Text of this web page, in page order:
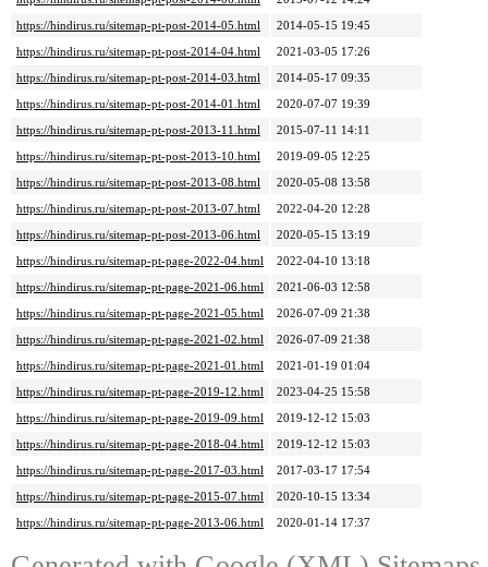
https://hindirus.ru/sitemap-pt-post-2014-05.html
2014-05-15 19:45
https://hindirus.ru/sitemap-pt-post-2014-04.html
2021-03-05 17:26
https://hindirus.ru/sitemap-pt-post-2014-03.html
2014-05-17 09:35
https://hindirus.ru/sitemap-pt-post-2014-01.html
2020-07-07 19:39
https://hindirus.ru/sitemap-pt-post-2013-11.html
2015-07-11 14:11
https://hindirus.ru/sitemap-pt-post-2013-10.html
2019-09-05 12:25
https://hindirus.ru/sitemap-pt-post-2013-08.html
2020-05-08 13:58
https://hindirus.ru/sitemap-pt-post-2013-07.html
2022-04-20 12:28
https://hindirus.ru/sitemap-pt-post-2013-06.html
2020-05-15 13:19
https://hindirus.ru/sitemap-pt-page-2022-04.html
2022-04-10 13:18
https://hindirus.ru/sitemap-pt-page-2021-06.html
2021-06-03 12:58
https://hindirus.ru/sitemap-pt-page-2021-05.html
2026-07-09 21:38
https://hindirus.ru/sitemap-pt-page-2021-02.html
2026-07-09 21:38
https://hindirus.ru/sitemap-pt-page-2021-01.html
2021-01-19 01:04
https://hindirus.ru/sitemap-pt-page-2019-12.html
2023-04-25 15:58
https://hindirus.ru/sitemap-pt-page-2019-09.html
2019-12-12 15:03
https://hindirus.ru/sitemap-pt-page-2018-04.html
2019-12-12 15:03
https://hindirus.ru/sitemap-pt-page-2017-03.html
2017-03-17 17:54
https://hindirus.ru/sitemap-pt-page-2015-07.html
2020-10-15 13:34
https://hindirus.ru/sitemap-pt-page-2013-06.html
2020-01-14 17:37